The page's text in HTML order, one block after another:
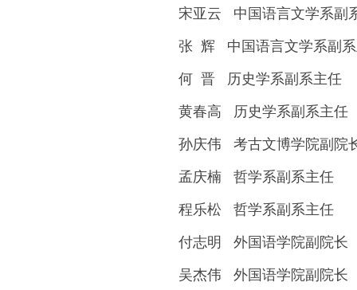
宋亚云 中国语言文学系副
张 辉 中国语言文学系副
何 晋 历史学系副系主任
黄春高 历史学系副系主任
孙庆伟 考古文博学院副院
孟庆楠 哲学系副系主任
程乐松 哲学系副系主任
付志明 外国语学院副院长
吴杰伟 外国语学院副院长